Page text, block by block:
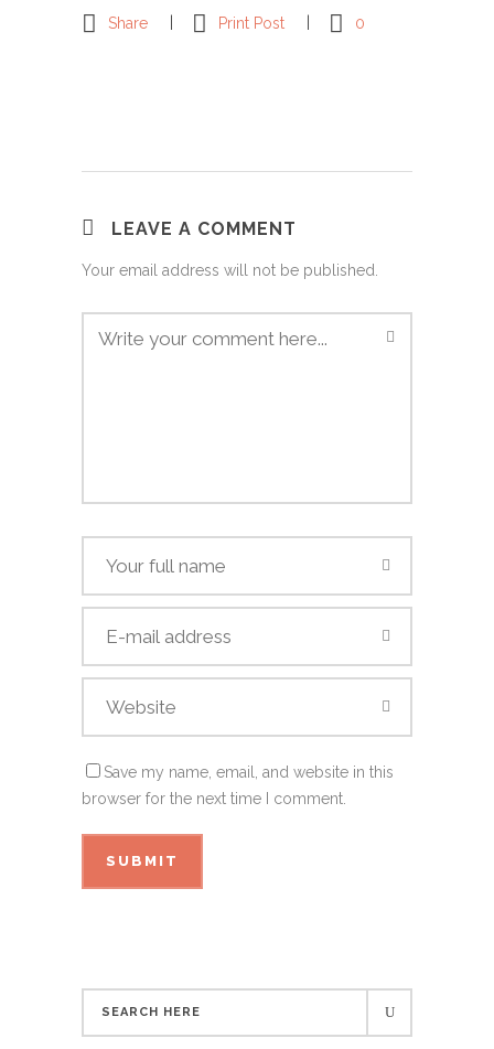
Share Print Post 0
LEAVE A COMMENT
Your email address will not be published.
Save my name, email, and website in this
browser for the next time I comment.